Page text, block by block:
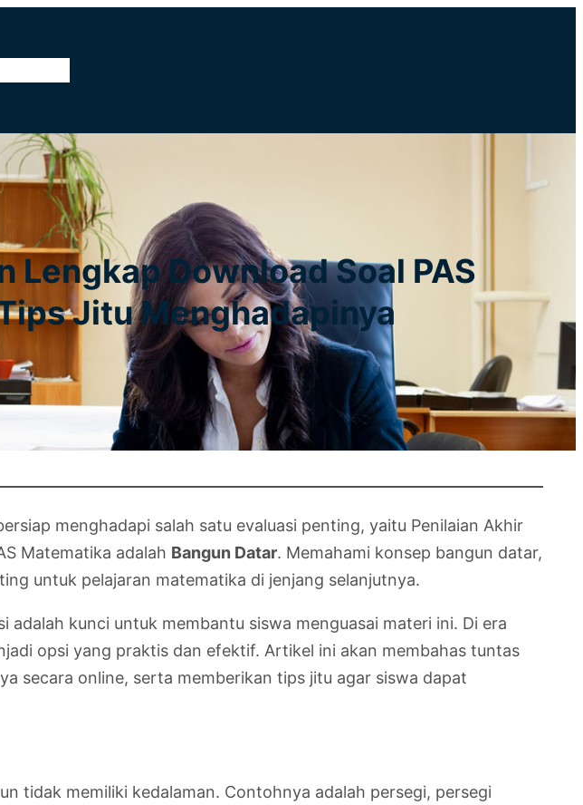
Lengkap Download Soal PAS
Jitu Menghadapinya
menghadapi salah satu evaluasi penting, yaitu Penilaian Akhir
Matematika adalah Bangun Datar. Memahami konsep bangun datar,
untuk pelajaran matematika di jenjang selanjutnya.
kunci untuk membantu siswa menguasai materi ini. Di era
opsi yang praktis dan efektif. Artikel ini akan membahas tuntas
secara online, serta memberikan tips jitu agar siswa dapat
tidak memiliki kedalaman. Contohnya adalah persegi, persegi